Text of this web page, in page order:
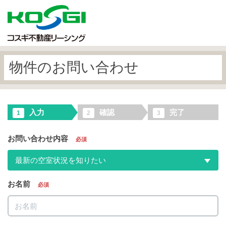
物件のお問い合わせ
1 入力 2 確認 3 完了
お問い合わせ内容 必須
最新の空室状況を知りたい
お名前 必須